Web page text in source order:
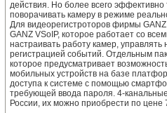
действия. Но более всего
поворачивать камеру в режиме
Для видеорегистроторов фирмы
GANZ VSoIP, которое работает со
настраивать работу камер,
регистрацией событий. Отдельным
которое предусматривает
мобильных устройств на базе
доступа к системе с помощью
требующей ввода пароля. 4-
России, их можно приобрести по